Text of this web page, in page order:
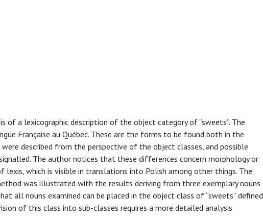
a lexicographic description of the object category of “sweets”. The
Française au Québec. These are the forms to be found both in the
described from the perspective of the object classes, and possible
The author notices that these differences concern morphology or
which is visible in translations into Polish among other things. The
was illustrated with the results deriving from three exemplary nouns
all nouns examined can be placed in the object class of “sweets” defined
of this class into sub-classes requires a more detailed analysis